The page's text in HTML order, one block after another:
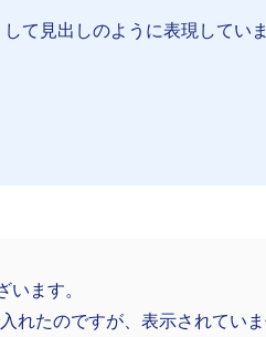
て見出しのように表現してい
ます。
れたのですが、表示されてい